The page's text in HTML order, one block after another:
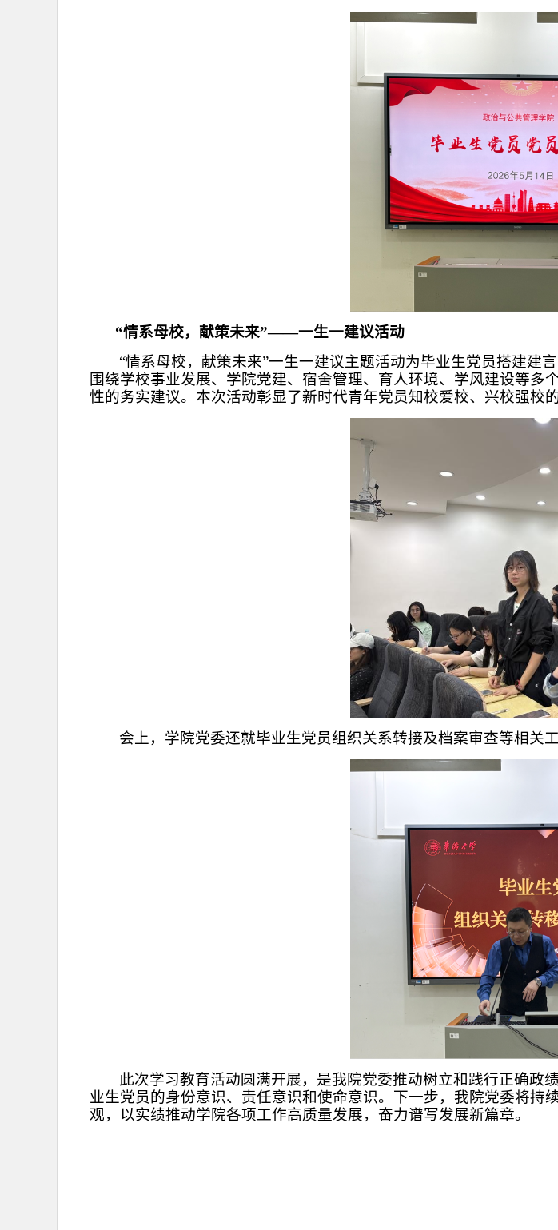
“情系母校，献策未来”——一生一建议活动
“情系母校，献策未来”一生一建议主题活动为毕业生党员搭建建言
围绕学校事业发展、学院党建、宿舍管理、育人环境、学风建设等
性的务实建议。 本次活动彰显了新时代青年党员知校爱校、兴校强校的
会上，学院党委还就毕业生党员组织关系转接及档案审查等相关
此次学习教育活动圆满开展，是我院党委推动树立和践行正确政
业生党员的身份意识、责任意识和使命意识。下一步，我院党委将
观，以实绩推动学院各项工作高质量发展，奋力谱写发展新篇章。